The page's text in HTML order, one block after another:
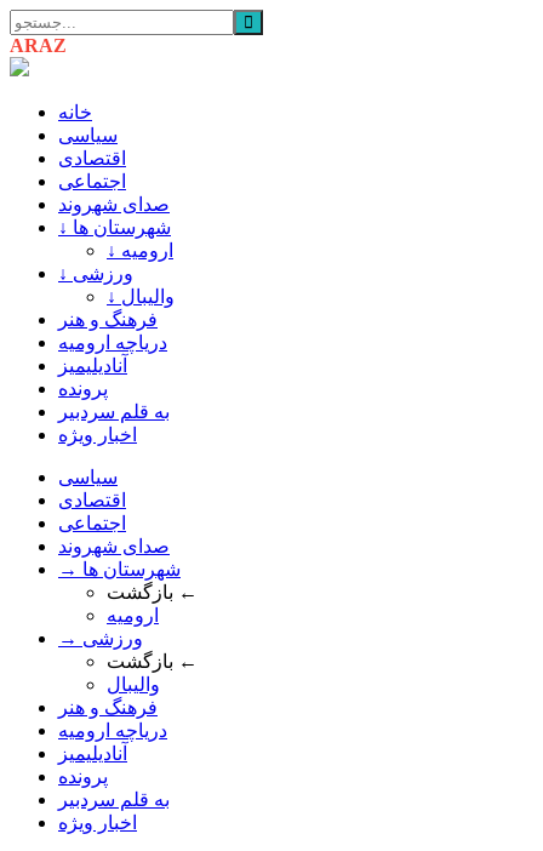
ARAZ
خانه
سیاسی
اقتصادی
اجتماعی
صدای شهروند
↓ شهرستان ها
↓ ارومیه
↓ ورزشی
↓ والیبال
فرهنگ و هنر
دریاچه ارومیه
آنادیلیمیز
پرونده
به قلم سردبیر
اخبار ویژه
سیاسی
اقتصادی
اجتماعی
صدای شهروند
→ شهرستان ها
بازگشت ←
ارومیه
→ ورزشی
بازگشت ←
والیبال
فرهنگ و هنر
دریاچه ارومیه
آنادیلیمیز
پرونده
به قلم سردبیر
اخبار ویژه